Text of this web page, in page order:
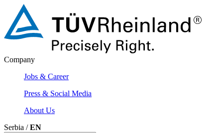
Company
Jobs & Career
Press & Social Media
About Us
Serbia /EN